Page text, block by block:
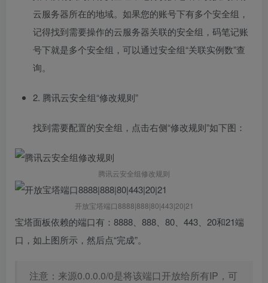
云服务器所在的地域。如果您的账号下有多个安全组，
记得找到需要操作的云服务器关联的安全组，码笔记账
号下就是多个安全组，可以通过安全组“关联实例数”查
询。
2. 腾讯云安全组“修改规则”
找到需要配置的安全组，点击右侧“修改规则”如下图：
腾讯云安全组修改规则
开放宝塔端口8888|888|80|443|20|21
宝塔面板依赖的端口有：8888、888、80、443、20和21端
口，如上图所示，然后点“完成”。
注意：来源0.0.0.0/0是将该端口开放给所有IP，可